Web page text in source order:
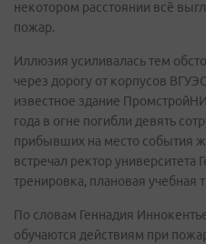
некотором расстоянии всё
пожар.
Иллюзия усиливалась тем
через дорогу от корпусов
известное здание
года в огне погибли девять
прибывших на место события
встречал ректор университета
тренировка, плановая учебная
По словам Геннадия
обучаются действиям при